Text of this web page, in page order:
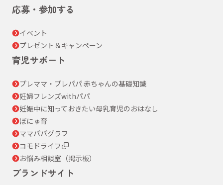
応募・参加する
イベント
プレゼント＆キャンペーン
育児サポート
プレママ・プレパパ 赤ちゃんの基礎知識
妊婦フレンズwithパパ
妊娠中に知っておきたい母乳育児のおはなし
ぼにゅ育
ママパパグラフ
コモドライフ
お悩み相談室（掲示板）
ブランドサイト